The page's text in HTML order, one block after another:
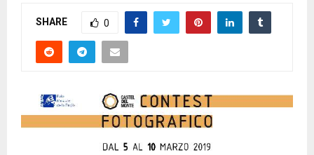
SHARE 0